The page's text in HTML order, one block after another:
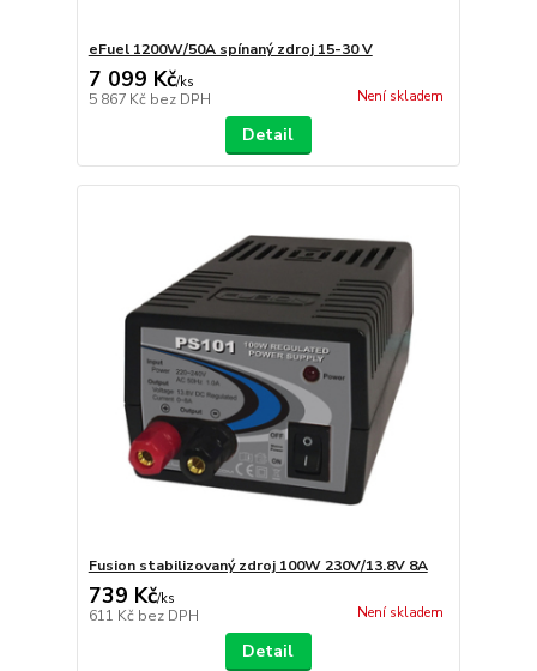
eFuel 1200W/50A spínaný zdroj 15-30 V
7 099 Kč/ks
5 867 Kč bez DPH Není skladem
Detail
Fusion stabilizovaný zdroj 100W 230V/13.8V 8A
739 Kč/ks
611 Kč bez DPH Není skladem
Detail